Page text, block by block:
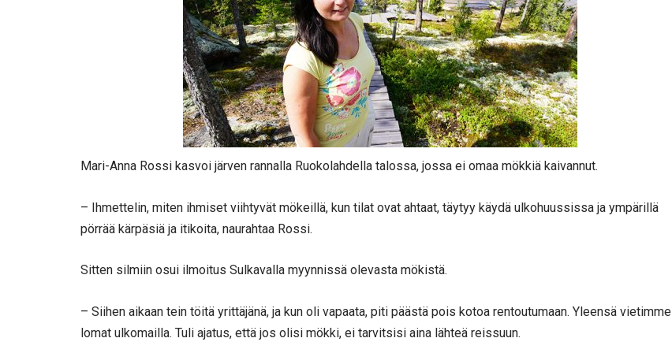
Mari-Anna Rossi kasvoi järven rannalla Ruokolahdella talossa, jossa ei omaa mökkiä kaivannut.
– Ihmettelin, miten ihmiset viihtyvät mökeillä, kun tilat ovat ahtaat, täytyy käydä ulkohuussissa ja ympärillä
pörrää kärpäsiä ja itikoita, naurahtaa Rossi.
Sitten silmiin osui ilmoitus Sulkavalla myynnissä olevasta mökistä.
– Siihen aikaan tein töitä yrittäjänä, ja kun oli vapaata, piti päästä pois kotoa rentoutumaan. Yleensä vietimme
lomat ulkomailla. Tuli ajatus, että jos olisi mökki, ei tarvitsisi aina lähteä reissuun.